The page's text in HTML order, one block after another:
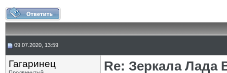
09.07.2020, 13:59
Гагаринец Re: Зеркала Лада